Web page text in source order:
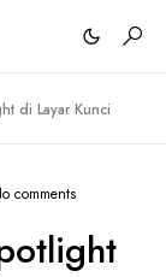
di Layar Kunci
comments